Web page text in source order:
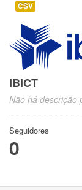
CSV
IBICT
Não há descrição
Seguidores
0